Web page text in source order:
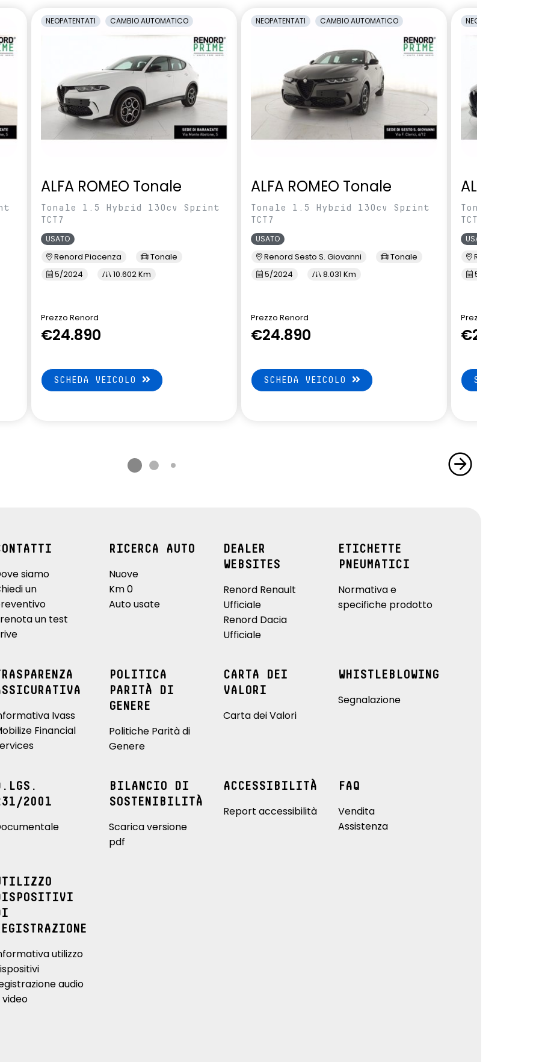
manuale privacy glass
elettrici
retrovisori esterni in tinta tetto
sistema di controllo della
pressione pneumatici indiretto
navigazione, Arkamys Auditorium
in TEP
NEOPATENTATI CAMBIO AUTOMATICO
ALFA ROMEO Tonale
Tonale 1.5 Hybrid 130cv Sprint
TCT7
USATO
Renord Piacenza
Tonale
5/2024
10.602 Km
Prezzo Renord
€24.890
SCHEDA VEICOLO
NEOPATENTATI CAMBIO AUTOMATICO
ALFA ROMEO Tonale
Tonale 1.5 Hybrid 130cv Sprint
TCT7
USATO
Renord Sesto S. Giovanni
Tonale
5/2024
8.031 Km
Prezzo Renord
€24.890
SCHEDA VEICOLO
NEOPATENTATI
ALFA
Tonale 1.5
TCT7
USATO
Renord
5/2024
Prezzo Renord
€24.890
SCHEDA
siamo
un
un test
RICERCA AUTO
Nuove
Km 0
Auto usate
DEALER
WEBSITES
Renord Renault
Ufficiale
Renord Dacia
Ufficiale
ETICHETTE
PNEUMATICI
Normativa e
specifiche prodotto
Ivass
Financial
POLITICA
PARITÀ DI
GENERE
Politiche Parità di
Genere
CARTA DEI
VALORI
Carta dei Valori
WHISTLEBLOWING
Segnalazione
2001
BILANCIO DI
SOSTENIBILITÀ
Scarica versione
pdf
ACCESSIBILITÀ
Report accessibilità
FAQ
Vendita
Assistenza
utilizzo
audio
video